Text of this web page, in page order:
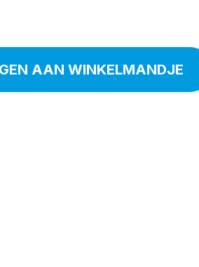
AAN WINKELMANDJE